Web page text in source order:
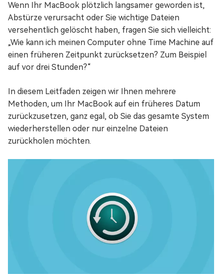
Wenn Ihr MacBook plötzlich langsamer geworden ist,
Abstürze verursacht oder Sie wichtige Dateien
versehentlich gelöscht haben, fragen Sie sich vielleicht:
„Wie kann ich meinen Computer ohne Time Machine auf
einen früheren Zeitpunkt zurücksetzen? Zum Beispiel
auf vor drei Stunden?“
In diesem Leitfaden zeigen wir Ihnen mehrere
Methoden, um Ihr MacBook auf ein früheres Datum
zurückzusetzen, ganz egal, ob Sie das gesamte System
wiederherstellen oder nur einzelne Dateien
zurückholen möchten.